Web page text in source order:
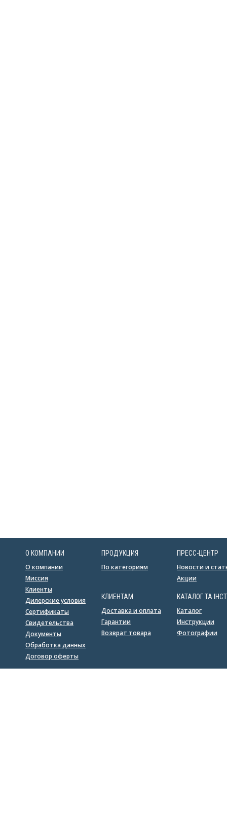
О КОМПАНИИ
О компании
Миссия
Клиенты
Дилерские условия
Сертификаты
Свидетельства
Документы
Обработка данных
Договор оферты
ПРОДУКЦИЯ
По категориям
КЛИЕНТАМ
Доставка и оплата
Гарантии
Возврат товара
ПРЕСС-ЦЕНТР
Новости и
Акции
КАТАЛОГ ТА
Каталог
Инструкции
Фотографии